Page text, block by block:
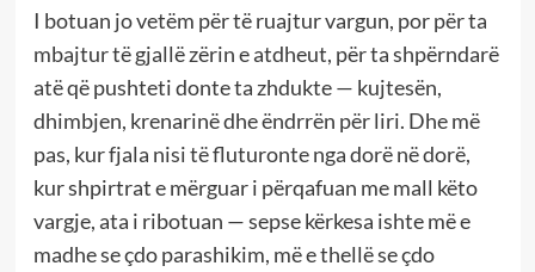
I botuan jo vetëm për të ruajtur vargun, por për ta
mbajtur të gjallë zërin e atdheut, për ta shpërndarë
atë që pushteti donte ta zhdukte — kujtesën,
dhimbjen, krenarinë dhe ëndrrën për liri. Dhe më
pas, kur fjala nisi të fluturonte nga dorë në dorë,
kur shpirtrat e mërguar i përqafuan me mall këto
vargje, ata i ribotuan — sepse kërkesa ishte më e
madhe se çdo parashikim, më e thellë se çdo